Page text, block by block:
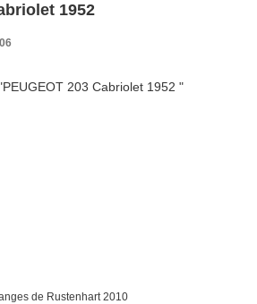
1952
de Rustenhart 2010